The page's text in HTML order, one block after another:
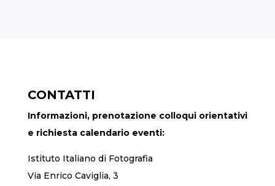
CONTATTI
Informazioni, prenotazione colloqui orientativi
e richiesta calendario eventi:
Istituto Italiano di Fotografia
Via Enrico Caviglia, 3